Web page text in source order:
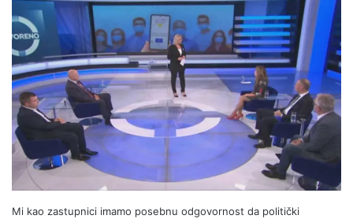
Mi kao zastupnici imamo posebnu odgovornost da politički